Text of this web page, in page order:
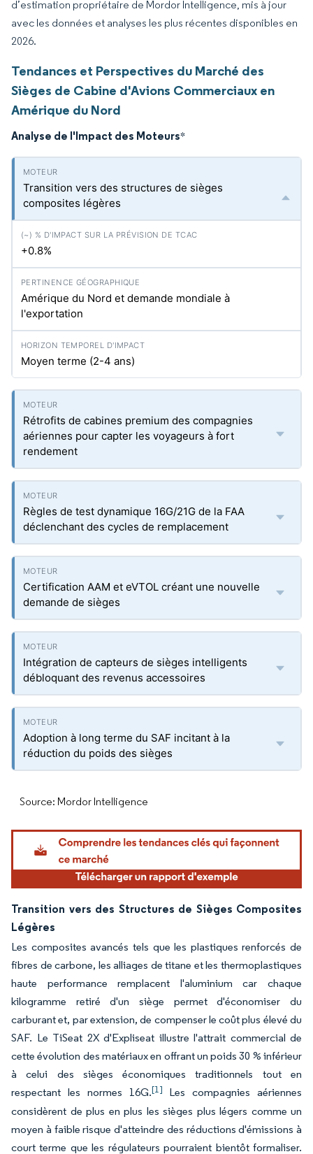
d’estimation propriétaire de Mordor Intelligence, mis à jour
avec les données et analyses les plus récentes disponibles en
2026.
Tendances et Perspectives du Marché des
Sièges de Cabine d'Avions Commerciaux en
Amérique du Nord
Analyse de l'Impact des Moteurs*
Transition vers des structures de sièges
composites légères
+0.8%
Amérique du Nord et demande mondiale à
l'exportation
Moyen terme (2-4 ans)
Rétrofits de cabines premium des compagnies
aériennes pour capter les voyageurs à fort
rendement
Règles de test dynamique 16G/21G de la FAA
déclenchant des cycles de remplacement
Certification AAM et eVTOL créant une nouvelle
demande de sièges
Intégration de capteurs de sièges intelligents
débloquant des revenus accessoires
Adoption à long terme du SAF incitant à la
réduction du poids des sièges
Source: Mordor Intelligence
Transition vers des Structures de Sièges Composites
Légères
Les composites avancés tels que les plastiques renforcés de
fibres de carbone, les alliages de titane et les thermoplastiques
haute performance remplacent l'aluminium car chaque
kilogramme retiré d'un siège permet d'économiser du
carburant et, par extension, de compenser le coût plus élevé du
SAF. Le TiSeat 2X d'Expliseat illustre l'attrait commercial de
cette évolution des matériaux en offrant un poids 30 % inférieur
à celui des sièges économiques traditionnels tout en
respectant les normes 16G.[1] Les compagnies aériennes
considèrent de plus en plus les sièges plus légers comme un
moyen à faible risque d'atteindre des réductions d'émissions à
court terme que les régulateurs pourraient bientôt formaliser.